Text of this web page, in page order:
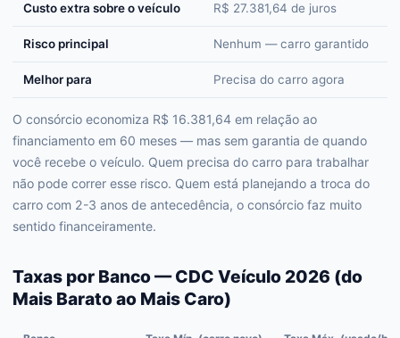
Custo extra sobre o veículo R$ 27.381,64 de juros
Risco principal Nenhum — carro garantido
Melhor para Precisa do carro agora
O consórcio economiza R$ 16.381,64 em relação ao
financiamento em 60 meses — mas sem garantia de quando
você recebe o veículo. Quem precisa do carro para trabalhar
não pode correr esse risco. Quem está planejando a troca do
carro com 2-3 anos de antecedência, o consórcio faz muito
sentido financeiramente.
Taxas por Banco — CDC Veículo 2026 (do
Mais Barato ao Mais Caro)